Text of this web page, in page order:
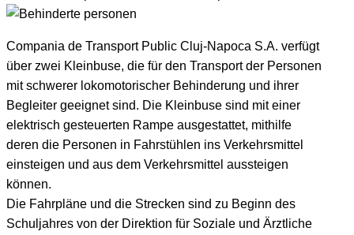
Compania de Transport Public Cluj-Napoca S.A. verfügt
über zwei Kleinbuse, die für den Transport der Personen
mit schwerer lokomotorischer Behinderung und ihrer
Begleiter geeignet sind. Die Kleinbuse sind mit einer
elektrisch gesteuerten Rampe ausgestattet, mithilfe
deren die Personen in Fahrstühlen ins Verkehrsmittel
einsteigen und aus dem Verkehrsmittel aussteigen
können.
Die Fahrpläne und die Strecken sind zu Beginn des
Schuljahres von der Direktion für Soziale und Ärztliche